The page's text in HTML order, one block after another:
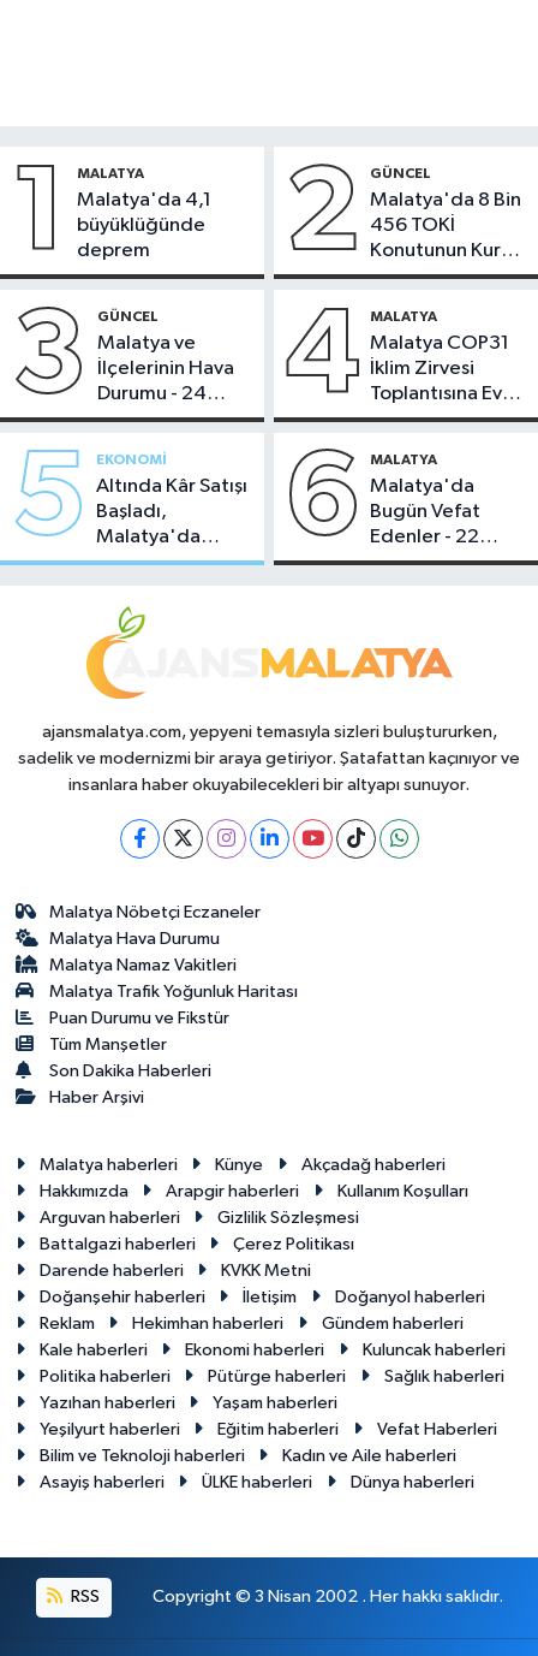
1 MALATYA
Malatya'da 4,1
büyüklüğünde
deprem
2 GÜNCEL
Malatya'da 8 Bin
456 TOKİ
Konutunun Kurası
Bugün Çekiliyor
3 GÜNCEL
Malatya ve
İlçelerinin Hava
Durumu - 24
Temmuz 2026
4 MALATYA
Malatya COP31
İklim Zirvesi
Toplantısına Ev
Sahipliği Yaptı
5 EKONOMI
Altında Kâr Satışı
Başladı,
Malatya'da
Makas Ne
6 MALATYA
Malatya'da
Bugün Vefat
Edenler - 22
Temmuz 2026
ajansmalatya.com, yepyeni temasıyla sizleri buluştururken,
sadelik ve modernizmi bir araya getiriyor. Şatafattan kaçınıyor ve
insanlara haber okuyabilecekleri bir altyapı sunuyor.
Malatya Nöbetçi Eczaneler
Malatya Hava Durumu
Malatya Namaz Vakitleri
Malatya Trafik Yoğunluk Haritası
Puan Durumu ve Fikstür
Tüm Manşetler
Son Dakika Haberleri
Haber Arşivi
Malatya haberleri Künye
Akçadağ haberleri
Hakkımızda
Arapgir haberleri
Kullanım Koşulları
Arguvan haberleri
Gizlilik Sözleşmesi
Battalgazi haberleri
Çerez Politikası
Darende haberleri
KVKK Metni
Doğanşehir haberleri
İletişim
Doğanyol haberleri
Reklam
Hekimhan haberleri
Gündem haberleri
Kale haberleri
Ekonomi haberleri
Kuluncak haberleri
Politika haberleri
Pütürge haberleri
Sağlık haberleri
Yazıhan haberleri
Yaşam haberleri
Yeşilyurt haberleri
Eğitim haberleri
Vefat Haberleri
Bilim ve Teknoloji haberleri
Kadın ve Aile haberleri
Asayiş haberleri
ÜLKE haberleri Dünya haberleri
RSS Copyright © 3 Nisan 2002 . Her hakkı saklıdır.